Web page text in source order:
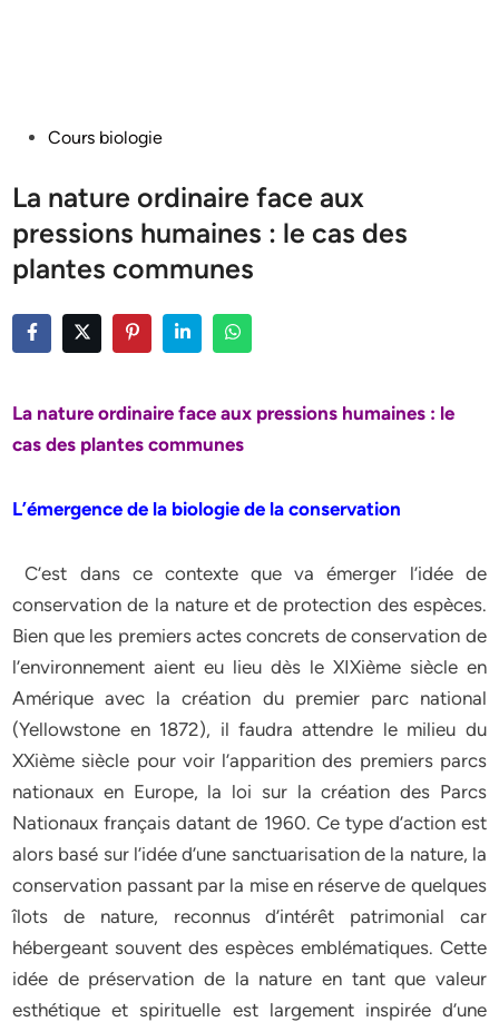
PostedCours biologie
La nature ordinaire face aux
pressions humaines : le cas des
plantes communes
La nature ordinaire face aux pressions humaines : le
cas des plantes communes
L’émergence de la biologie de la conservation
C’est dans ce contexte que va émerger l’idée de
conservation de la nature et de protection des espèces.
Bien que les premiers actes concrets de conservation de
l’environnement aient eu lieu dès le XIXième siècle en
Amérique avec la création du premier parc national
(Yellowstone en 1872), il faudra attendre le milieu du
XXième siècle pour voir l’apparition des premiers parcs
nationaux en Europe, la loi sur la création des Parcs
Nationaux français datant de 1960. Ce type d’action est
alors basé sur l’idée d’une sanctuarisation de la nature, la
conservation passant par la mise en réserve de quelques
îlots de nature, reconnus d’intérêt patrimonial car
hébergeant souvent des espèces emblématiques. Cette
idée de préservation de la nature en tant que valeur
esthétique et spirituelle est largement inspirée d’une